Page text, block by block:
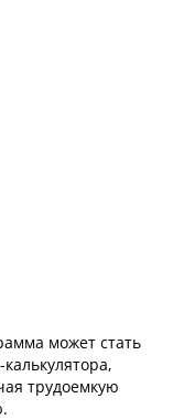
может стать
трудоемкую